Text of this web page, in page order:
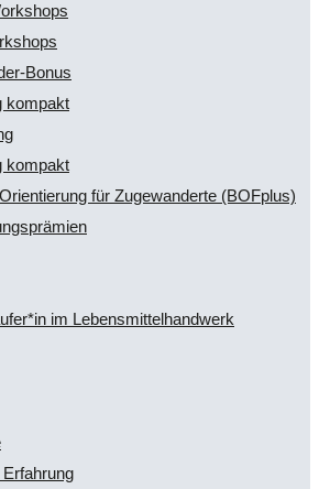
Bonus
kompakt
kompakt
für Zugewanderte (BOFplus)
im Lebensmittelhandwerk